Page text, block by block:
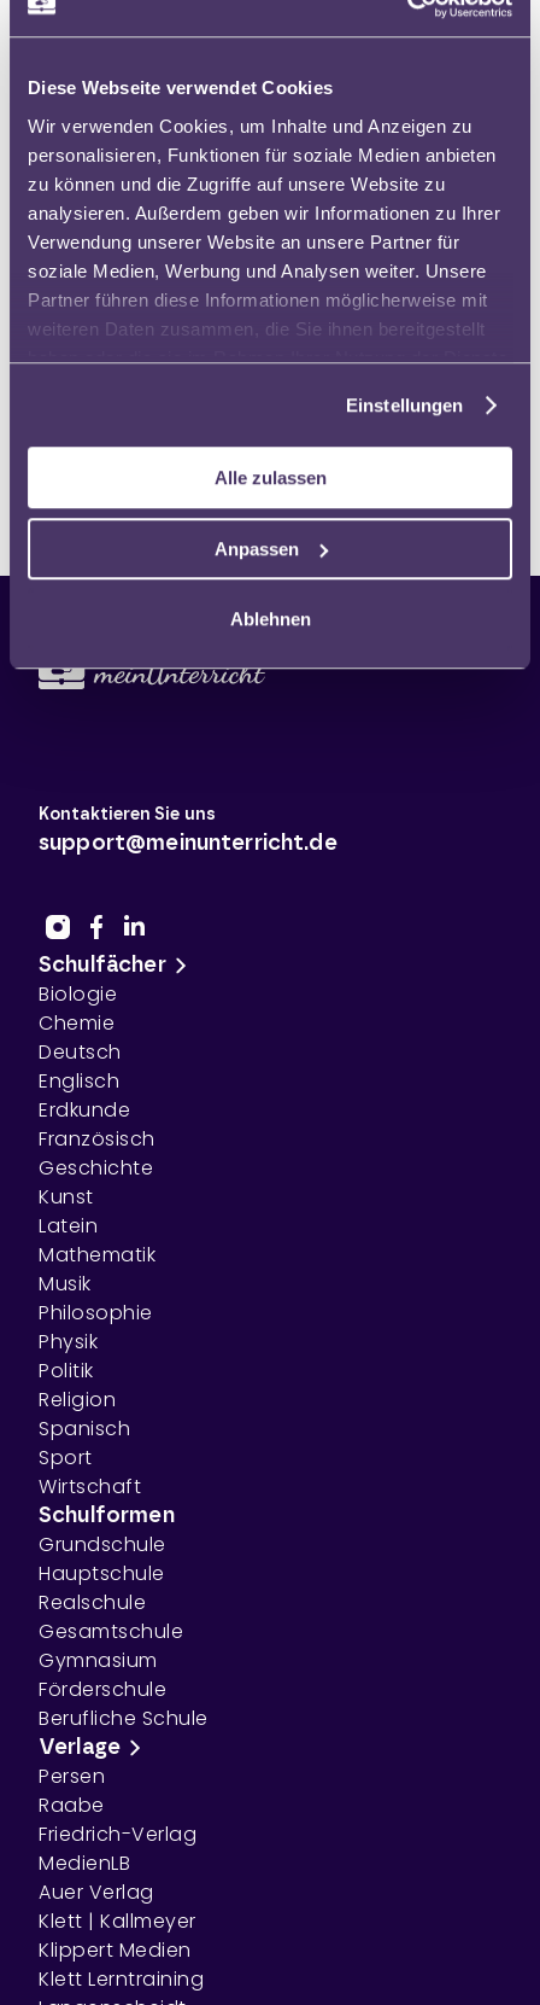
Diese Webseite verwendet Cookies
Wir verwenden Cookies, um Inhalte und Anzeigen zu
personalisieren, Funktionen für soziale Medien anbieten
zu können und die Zugriffe auf unsere Website zu
analysieren. Außerdem geben wir Informationen zu Ihrer
Verwendung unserer Website an unsere Partner für
soziale Medien, Werbung und Analysen weiter. Unsere
Partner führen diese Informationen möglicherweise mit
weiteren Daten zusammen, die Sie ihnen bereitgestellt
haben oder die sie im Rahmen Ihrer Nutzung der Dienste
Einstellungen
Alle zulassen
Anpassen
Ablehnen
können sich Lehrkräfte politisch
Bob Blume
10 Minuten
KURS
Medienrecht in der Schule -
Grundwissen für Schulleitungen
Johannes Philipp
240 Minuten
90 Minuten
Kontaktieren Sie uns
support@meinunterricht.de
Schulfächer
Biologie
Chemie
Deutsch
Englisch
Erdkunde
Französisch
Geschichte
Kunst
Latein
Mathematik
Musik
Philosophie
Physik
Politik
Religion
Spanisch
Sport
Wirtschaft
Schulformen
Grundschule
Hauptschule
Realschule
Gesamtschule
Gymnasium
Förderschule
Berufliche Schule
Verlage
Persen
Raabe
Friedrich-Verlag
MedienLB
Auer Verlag
Klett | Kallmeyer
Klippert Medien
Klett Lerntraining